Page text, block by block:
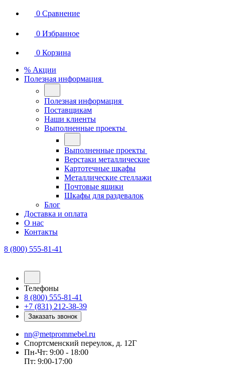
0 Сравнение
0 Избранное
0 Корзина
% Акции
Полезная информация
Полезная информация
Поставщикам
Наши клиенты
Выполненные проекты
Выполненные проекты
Верстаки металлические
Картотечные шкафы
Металлические стеллажи
Почтовые ящики
Шкафы для раздевалок
Блог
Доставка и оплата
О нас
Контакты
8 (800) 555-81-41
Телефоны
8 (800) 555-81-41
+7 (831) 212-38-39
Заказать звонок
nn@metprommebel.ru
Спортсменский переулок, д. 12Г
Пн-Чт: 9:00 - 18:00
Пт: 9:00-17:00